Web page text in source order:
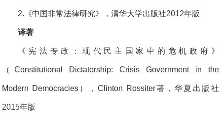
2.《中国非常法律研究》，清华大学出版社2012年版
译著
《宪法专政：现代民主国家中的危机政府》
（Constitutional Dictatorship: Crisis Government in the
Modern Democracies），Clinton Rossiter著，华夏出版社
2015年版